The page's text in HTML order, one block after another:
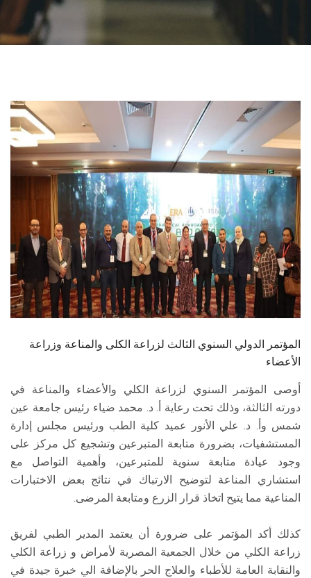
الأنظمة الذكية
الطلاب
هيئة التدريس
الخريجين
الموظفون
الزائـرون
المؤتمر الدولي السنوي الثالث لزراعة الكلى والمناعة وزراعة
الأعضاء
أوصى المؤتمر السنوي لزراعة الكلي والأعضاء والمناعة في
دورته الثالثة، وذلك تحت رعاية أ. د. محمد ضياء رئيس جامعة عين
شمس وأ. د. علي الأنور عميد كلية الطب ورئيس مجلس إدارة
المستشفيات، بضرورة متابعة المتبرعين وتشجيع كل مركز على
وجود عيادة متابعة سنوية للمتبرعين، وأهمية التواصل مع
استشاري المناعة لتوضيح الارتباك في نتائج بعض الاختبارات
المناعية مما يتيح اتخاذ قرار الزرع ومتابعة المرضى.
كذلك أكد المؤتمر على ضرورة أن يعتمد المدير الطبي لفريق
زراعة الكلي من خلال الجمعية المصرية لأمراض و زراعة الكلي
والنقابة العامة للأطباء والعلاج الحر بالإضافة الي خبرة جيدة في